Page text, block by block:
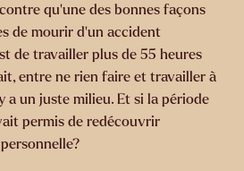
qu’une des bonnes façons
de mourir d’un accident
de travailler plus de 55 heures
entre ne rien faire et travailler à
a un juste milieu. Et si la période
permis de redécouvrir